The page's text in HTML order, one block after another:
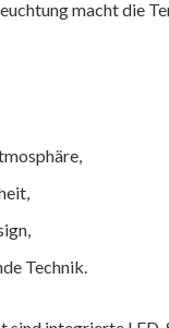
macht die
Technik.